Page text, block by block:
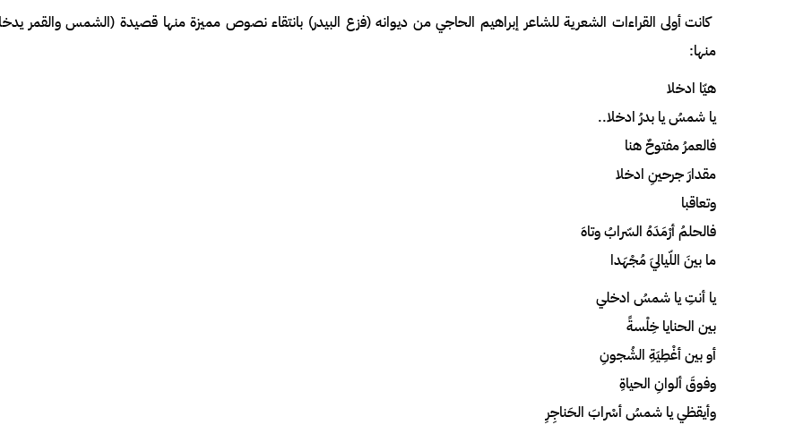
كانت أولى القراءات الشعرية للشاعر إبراهيم الحاجي من ديوانه (فزع البيدر) بانتقاء نصوص مميزة منها قصيدة (الشمس والقمر
منها:
هيّا ادخلا
يا شمسُ يا بدرُ ادخلا..
فالعمرُ مفتوحٌ هنا
مقدارَ جرحينِ ادخلا
وتعاقبا
فالحلمُ أرْمَدَهُ السّرابُ وتاهَ
ما بينَ اللّياليَ مُجْهَدا
يا أنتِ يا شمسُ ادخلي
بين الحنايا خِلْسةً
أو بين أغْطِيَةِ الشُجونِ
وفوقَ ألوانِ الحياةِ
وأيقظي يا شمسُ أسْرابَ الحَناجِرِ